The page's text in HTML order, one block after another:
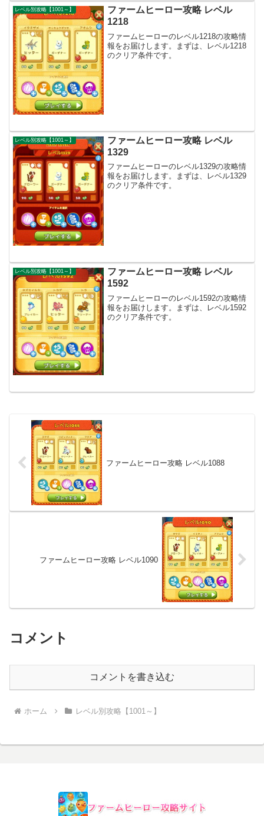
レベル別攻略【1001～】
ファームヒーロー攻略 レベル
1218
ファームヒーローのレベル1218の攻略情
報をお届けします。まずは、レベル1218
のクリア条件です。
レベル別攻略【1001～】
ファームヒーロー攻略 レベル
1329
ファームヒーローのレベル1329の攻略情
報をお届けします。まずは、レベル1329
のクリア条件です。
レベル別攻略【1001～】
ファームヒーロー攻略 レベル
1592
ファームヒーローのレベル1592の攻略情
報をお届けします。まずは、レベル1592
のクリア条件です。
ファームヒーロー攻略 レベル1088
ファームヒーロー攻略 レベル1090
コメント
コメントを書き込む
ホーム レベル別攻略【1001～】